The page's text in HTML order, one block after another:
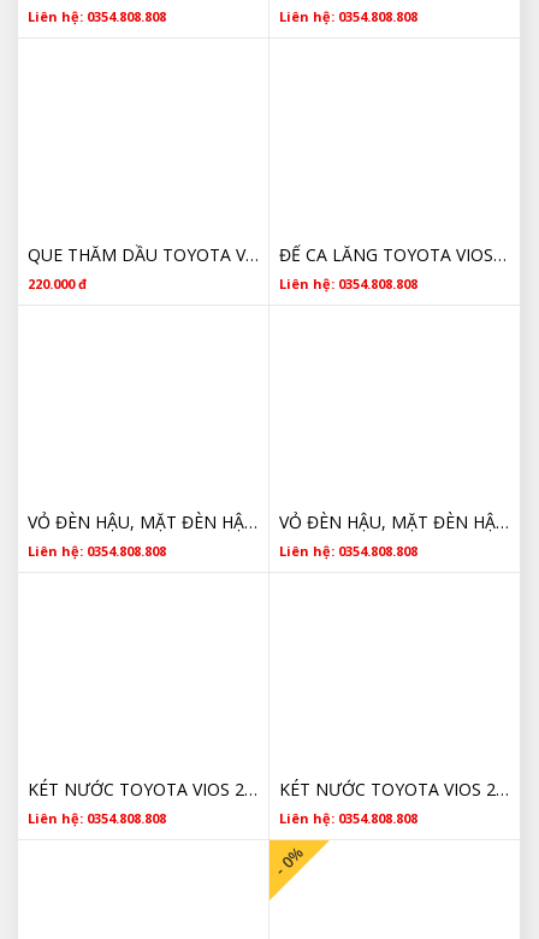
Liên hệ: 0354.808.808 Liên hệ: 0354.808.808
QUE THĂM DẦU TOYOTA VIOS 153010M010
220.000 đ
ĐẾ CA LĂNG TOYOTA VIOS 2018 2019 2020 2021 2022 2023 CHÍNH HÃNG
Liên hệ: 0354.808.808
VỎ ĐÈN HẬU, MẶT ĐÈN HẬU TOYOTA VIOS GIÁ TỐT
Liên hệ: 0354.808.808
VỎ ĐÈN HẬU, MẶT ĐÈN HẬU TOYOTA VIOS GIÁ RẺ
Liên hệ: 0354.808.808
KÉT NƯỚC TOYOTA VIOS 2008 2009 2010 2011 2012 2013 LIMO SỐ SÀN
Liên hệ: 0354.808.808
KÉT NƯỚC TOYOTA VIOS 2010 LIMO SỐ SÀN
Liên hệ: 0354.808.808
- 0%